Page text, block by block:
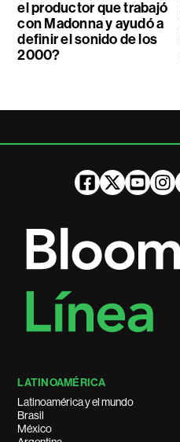
el productor que trabajó
con Madonna y ayudó a
definir el sonido de los
2000?
LATINOAMÉRICA
Latinoamérica y el mundo
Brasil
México